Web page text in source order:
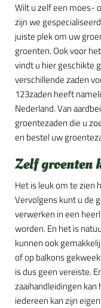
Wilt u zelf een moes-
zijn we
juiste plek om uw
groenten. Ook voor
vindt u hier geschikte
verschillende zaden
123zaden heeft
Nederland. Van
groentezaden die u
en bestel uw
Zelf groenten
Het is leuk om te zien
Vervolgens kunt u de
verwerken in een
worden. En het is
kunnen ook
of op balkons
is dus geen vereiste.
zaaihandleidingen
iedereen kan zijn